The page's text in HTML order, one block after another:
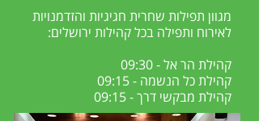
מגוון תפילות שחרית חגיגיות והזדמנויות
לאירוח ותפילה בכל קהילות ירושלים:
קהילת הר אל - 09:30
קהילת כל הנשמה - 09:15
קהילת מבקשי דרך - 09:15